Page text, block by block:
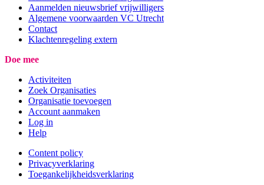
Aanmelden nieuwsbrief vrijwilligers
Algemene voorwaarden VC Utrecht
Contact
Klachtenregeling extern
Doe mee
Activiteiten
Zoek Organisaties
Organisatie toevoegen
Account aanmaken
Log in
Help
Content policy
Privacyverklaring
Toegankelijkheidsverklaring